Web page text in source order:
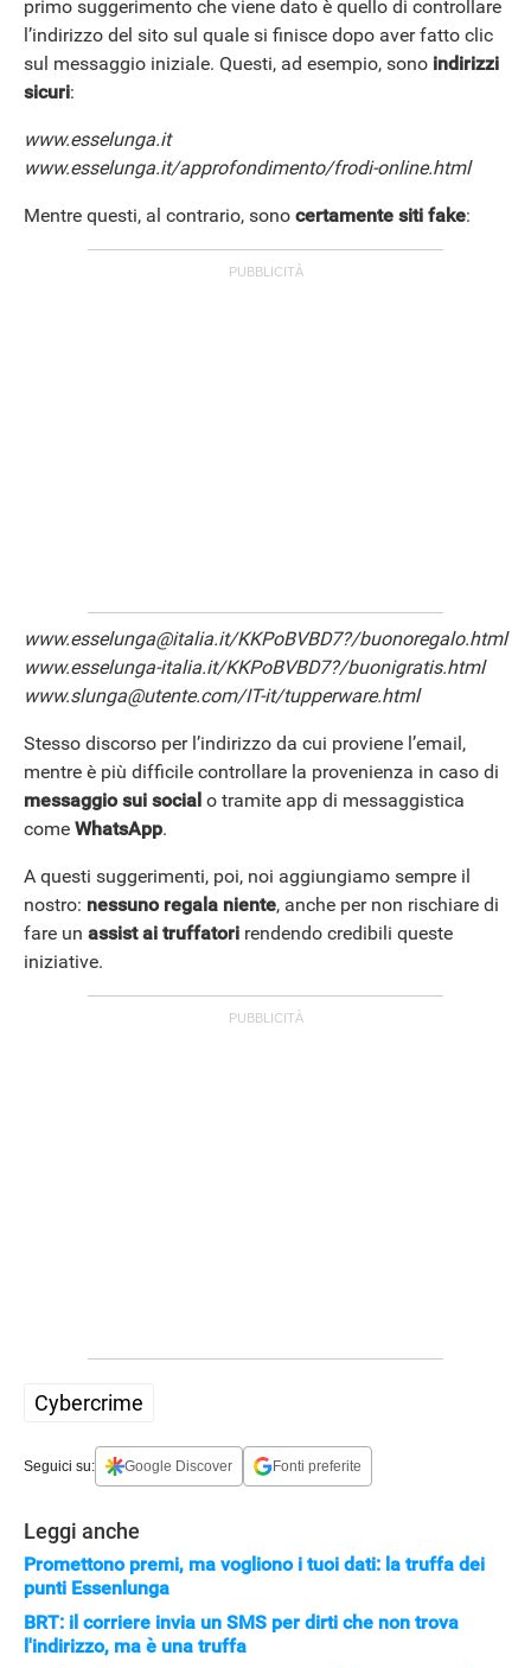
STREAMING E SERIE TV
primo suggerimento che viene dato è quello di controllare
l’indirizzo del sito sul quale si finisce dopo aver fatto clic
sul messaggio iniziale. Questi, ad esempio, sono indirizzi
sicuri:
www.esselunga.it
www.esselunga.it/approfondimento/frodi-online.html
Mentre questi, al contrario, sono certamente siti fake:
www.esselunga@italia.it/KKPoBVBD7?/buonoregalo.html
www.esselunga-italia.it/KKPoBVBD7?/buonigratis.html
www.slunga@utente.com/IT-it/tupperware.html
Stesso discorso per l’indirizzo da cui proviene l’email,
mentre è più difficile controllare la provenienza in caso di
messaggio sui social o tramite app di messaggistica
come WhatsApp.
A questi suggerimenti, poi, noi aggiungiamo sempre il
nostro: nessuno regala niente, anche per non rischiare di
fare un assist ai truffatori rendendo credibili queste
iniziative.
Cybercrime
Seguici su: Google Discover Fonti preferite
Leggi anche
Promettono premi, ma vogliono i tuoi dati: la truffa dei
punti Essenlunga
BRT: il corriere invia un SMS per dirti che non trova
l'indirizzo, ma è una truffa